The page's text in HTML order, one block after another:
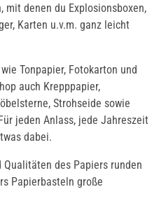
denen du Explosionsboxen,
Karten u.v.m. ganz leicht
Tonpapier, Fotokarton und
auch Krepppapier,
Strohseide sowie
jeden Anlass, jede Jahreszeit
dabei.
Qualitäten des Papiers runden
Papierbasteln große